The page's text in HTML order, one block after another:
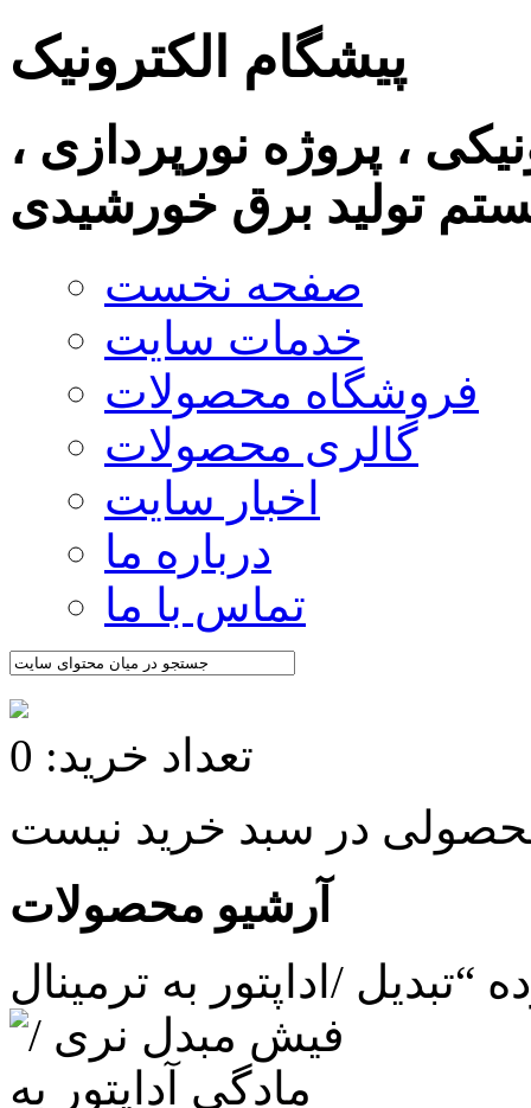
پیشگام الکترونیک
، پروژه نورپردازی ،
تولید برق خورشیدی
صفحه نخست
خدمات سایت
فروشگاه محصولات
گالری محصولات
اخبار سایت
درباره ما
تماس با ما
تعداد خرید: 0
آرشیو محصولات